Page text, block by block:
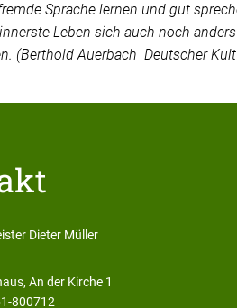
Sprache lernen und gut
Leben sich auch noch
(Berthold Auerbach Deutscher
Dieter Müller
An der Kirche 1
800712